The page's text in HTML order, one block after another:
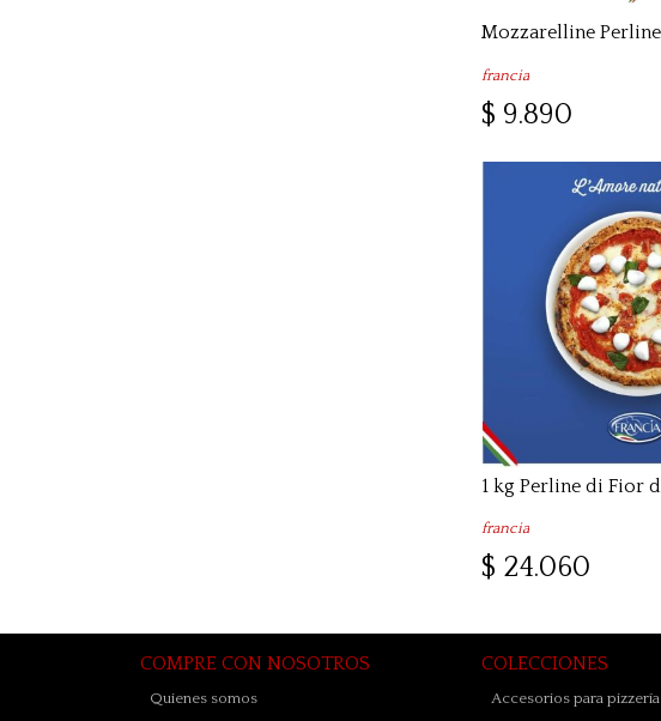
francia
$ 9.890
francia
$ 24.060
COMPRE CON NOSOTROS
Quienes somos
COLECCIONES
Accesorios para pizzería